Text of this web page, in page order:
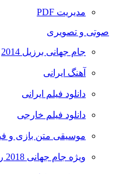
مدیریت PDF
صوتی و تصویری
جام جهانی برزیل 2014
آهنگ ایرانی
دانلود فیلم ایرانی
دانلود فیلم خارجی
موسیقی متن بازی و
ویژه جام جهانی 2018 روسیه